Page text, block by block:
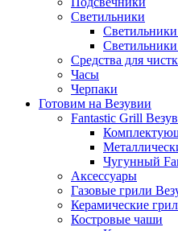
Светильники
Средства для
Часы
Черпаки
Готовим на Везувии
Fantastic Grill
Чугунный
Аксессуары
Газовые грили
Керамические
Костровые чаши